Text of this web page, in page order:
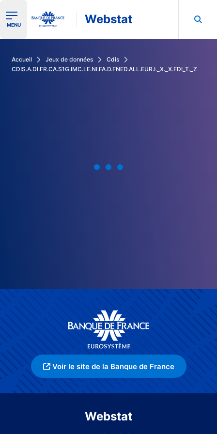
Ouvrir le menu de navigation
MENU Webstat
Accueil Jeux de données
Cdis
CDIS.A.DI.FR.CA.S1G.IMC.LE.NI.FA.D.FNED.ALL.EUR.I._X._X.FDI_T._Z
Voir le site de la Banque de France
Webstat